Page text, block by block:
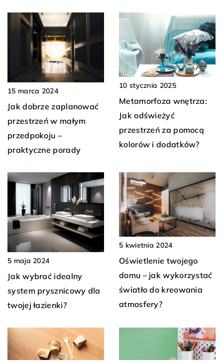
15 marca 2024
Jak dobrze zaplanować
przestrzeń w małym
przedpokoju –
praktyczne porady
10 stycznia 2025
Metamorfoza wnętrza:
Jak odświeżyć
przestrzeń za pomocą
kolorów i dodatków?
5 maja 2024
Jak wybrać idealny
system prysznicowy dla
twojej łazienki?
5 kwietnia 2024
Oświetlenie twojego
domu – jak wykorzystać
światło do kreowania
atmosfery?